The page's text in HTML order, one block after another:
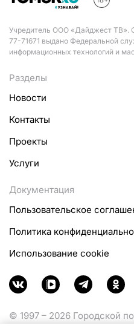
Учредитель ООО «Дайджест
77-71671 выдано Федеральной
информационных технологий и
Разделы
Новости
Контакты
Проекты
Услуги
Документация
Пользовательское
Политика
Использование cookie
© 1997 – 2026 Городской